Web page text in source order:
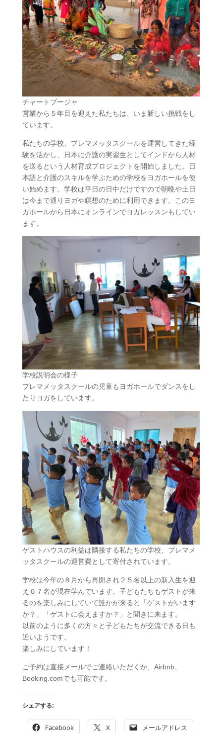
チャートプージャ
営業から５年目を迎えた私たちは、いま新しい挑戦をし
ています。
私たちの学校、プレマメッタスクールを運営してきた経
験を活かし、日本に介護の実習生としてインドから人材
を送るという人材育成プロジェクトを開始しました。日
本語と介護のスキルを学ぶための学校をヨガホールを使
い始めます。学校は平日の日中だけですので朝晩や土日
は今まで通りヨガや瞑想のために利用できます。このヨ
ガホールから日本にオンラインでヨガレッスンもしてい
ます。
学校説明会の様子
プレマメッタスクールの児童もヨガホールでダンスをし
たりヨガをしています。
ゲストハウスの利益は隣接する私たちの学校、プレマメ
ッタスクールの運営費として寄付されています。
学校は今年の８月から再開され２５名以上の新入生を迎
え６７名が現在学んでいます。子どもたちもゲストが来
るのを楽しみにしていて誰かが来ると「ゲストがいます
か？」「ゲストに会えますか？」と聞きに来ます。
以前のように多くの方々と子どもたちが交流できる日も
近いようです。
楽しみにしています！
ご予約は直接メールでご連絡いただくか、Airbnb、
Booking.comでも可能です。
シェアする:
Facebook X メールアドレス